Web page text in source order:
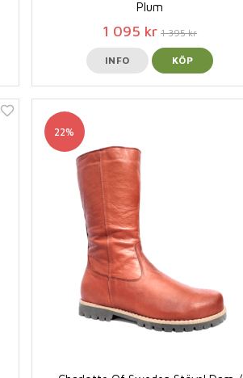
Plum
1 095 kr 1 395 kr
INFO KÖP
22%